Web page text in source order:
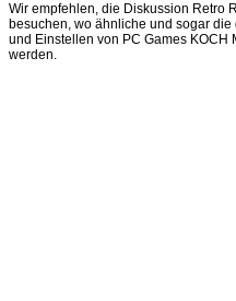
Wir empfehlen, die Diskussion Retro
besuchen, wo ähnliche und sogar
und Einstellen von PC Games KOCH
werden.